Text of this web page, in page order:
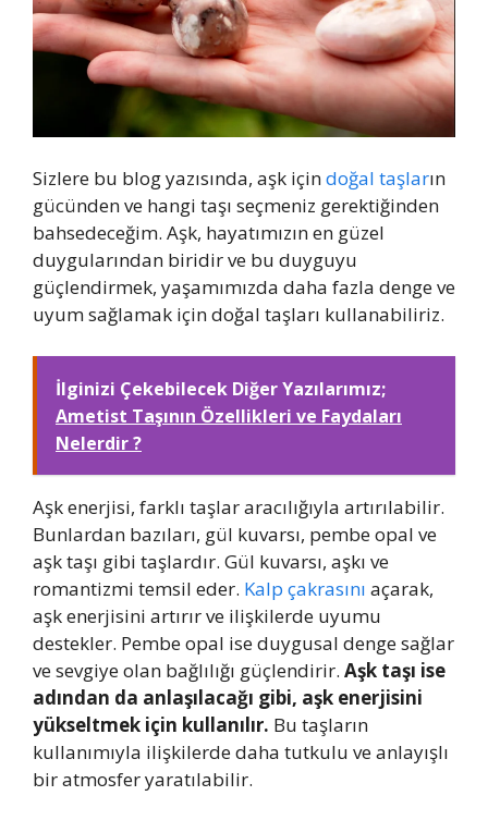
Sizlere bu blog yazısında, aşk içindoğal taşların
gücünden ve hangi taşı seçmeniz gerektiğinden
bahsedeceğim. Aşk, hayatımızın en güzel
duygularından biridir ve bu duyguyu
güçlendirmek, yaşamımızda daha fazla denge ve
uyum sağlamak için doğal taşları kullanabiliriz.
İlginizi Çekebilecek Diğer Yazılarımız;
Ametist Taşının Özellikleri ve Faydaları
Nelerdir ?
Aşk enerjisi, farklı taşlar aracılığıyla artırılabilir.
Bunlardan bazıları, gül kuvarsı, pembe opal ve
aşk taşı gibi taşlardır. Gül kuvarsı, aşkı ve
romantizmi temsil eder. Kalp çakrasını açarak,
aşk enerjisini artırır ve ilişkilerde uyumu
destekler. Pembe opal ise duygusal denge sağlar
ve sevgiye olan bağlılığı güçlendirir. Aşk taşı ise
adından da anlaşılacağı gibi, aşk enerjisini
yükseltmek için kullanılır. Bu taşların
kullanımıyla ilişkilerde daha tutkulu ve anlayışlı
bir atmosfer yaratılabilir.